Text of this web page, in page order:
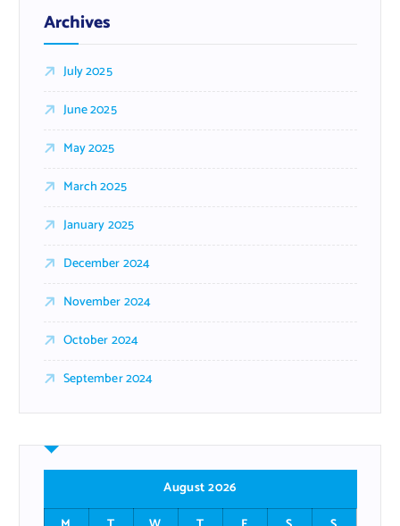
Archives
July 2025
June 2025
May 2025
March 2025
January 2025
December 2024
November 2024
October 2024
September 2024
August 2026